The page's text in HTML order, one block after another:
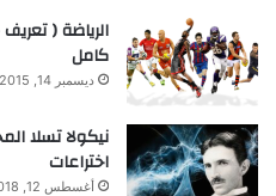
الرياضة (
كامل
ديسمبر 14, 2015
اختراعات
أغسطس 12, 2018